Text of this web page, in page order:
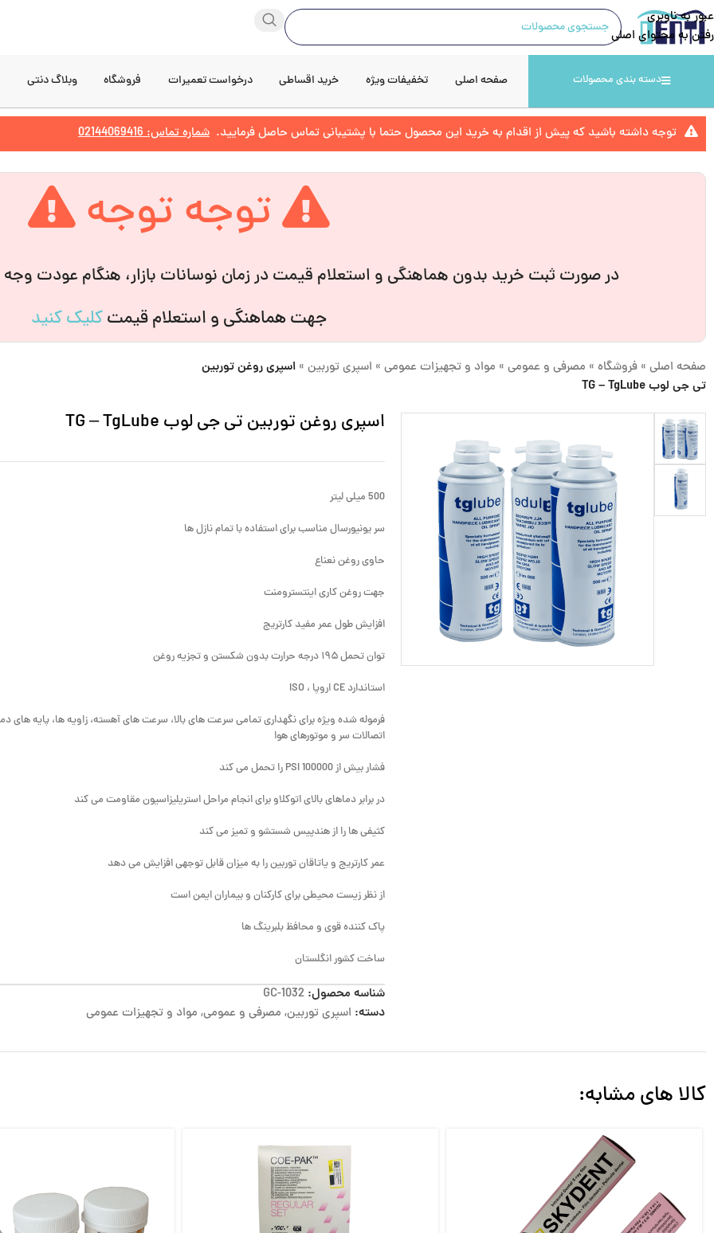
عبور به ناوبری
رفتن به محتوای اصلی
دسته بندی محصولات صفحه اصلی تخفیفات ویژه خرید اقساطی درخواست تعمیرات فروشگاه وبلاگ دنتی
توجه داشته باشید که پیش از اقدام به خرید این محصول حتما با پشتیبانی تماس حاصل فرمایید. شماره تماس: 02144069416
توجه توجه
در صورت ثبت خرید بدون هماهنگی و استعلام قیمت در زمان نوسانات بازار، هنگام عودت وجه
جهت هماهنگی و استعلام قیمتکلیک کنید
صفحه اصلی » فروشگاه » مصرفی و عمومی » مواد و تجهیزات عمومی » اسپری توربین » اسپری روغن توربین
تی جی لوب TG – TgLube
اسپری روغن توربین تی جی لوب TG – TgLube
500 میلی لیتر
سر یونیورسال مناسب برای استفاده با تمام نازل ها
حاوی روغن نعناع
جهت روغن کاری اینتسترومنت
افزایش طول عمر مفید کارتریج
توان تحمل ۱۹۵ درجه حرارت بدون شکستن و تجزیه روغن
استاندارد CE اروپا ، ISO
فرموله شده ویژه برای نگهداری تمامی سرعت های بالا، سرعت های آهسته، زاویه ها، پایه های
اتصالات سر و موتورهای هوا
فشار بیش از 100000 PSI را تحمل می کند
در برابر دماهای بالای اتوکلاو برای انجام مراحل استریلیزاسیون مقاومت می کند
کثیفی ها را از هندپیس شستشو و تمیز می کند
عمر کارتریج و یاتاقان توربین را به میزان قابل توجهی افزایش می دهد
از نظر زیست محیطی برای کارکنان و بیماران ایمن است
پاک کننده قوی و محافظ بلبرینگ ها
ساخت کشور انگلستان
شناسه محصول:GC-1032
دسته: اسپری توربین, مصرفی و عمومی, مواد و تجهیزات عمومی
کالا های مشابه: